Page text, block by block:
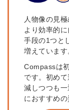
人物像の見
より効率的
手段の1つと
増えています
Compassは
です。初め
減しつつも
におすすめの